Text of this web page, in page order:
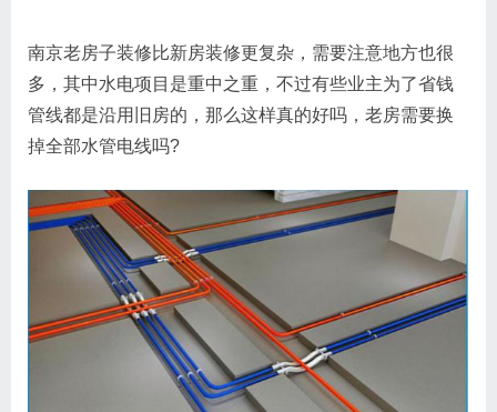
南京老房子装修比新房装修更复杂，需要注意地方也很
多，其中水电项目是重中之重，不过有些业主为了省钱
管线都是沿用旧房的，那么这样真的好吗，老房需要换
掉全部水管电线吗?